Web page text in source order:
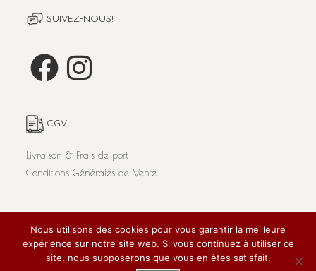
SUIVEZ-NOUS!
CGV
Livraison & Frais de port
Conditions Générales de Vente
L'abus d'alcool est dangereux pour la santé. A consommer
avec modération.
Tous droits réservés 'Le Panier d'Aimé' 2020 / Réalisé par
SUPER!pour Pro-Sima / Mentions Légales
Nous utilisons des cookies pour vous garantir la meilleure
expérience sur notre site web. Si vous continuez à utiliser ce
site, nous supposerons que vous en êtes satisfait.